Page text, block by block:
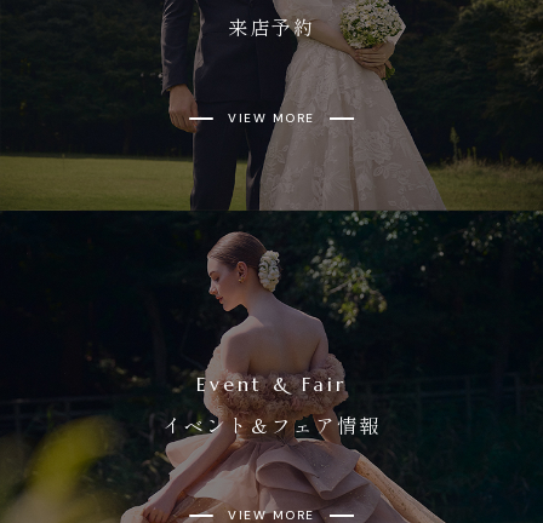
来店予約
VIEW MORE
Event & Fair
イベント＆フェア情報
VIEW MORE